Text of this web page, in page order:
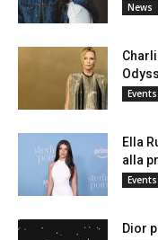
News
Events
Ella
alla
Events
Dior